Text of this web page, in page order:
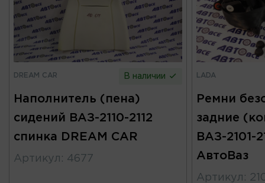
DREAM CAR В наличии
Наполнитель (пена)
сидений ВАЗ-2110-2112
спинка DREAM CAR
Артикул : 4677
LADA
Ремни
задние
ВАЗ-2101-
АвтоВаз
Артикул :